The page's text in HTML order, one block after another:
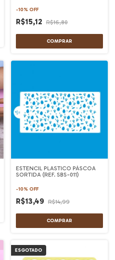
-10% OFF
R$15,12 R$16,80
ESTENCIL PLASTICO PÁSCOA
SORTIDA (REF. SBS-011)
-10% OFF
R$13,49 R$14,99
ESGOTADO